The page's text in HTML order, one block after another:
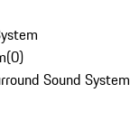
(0)
Sound System